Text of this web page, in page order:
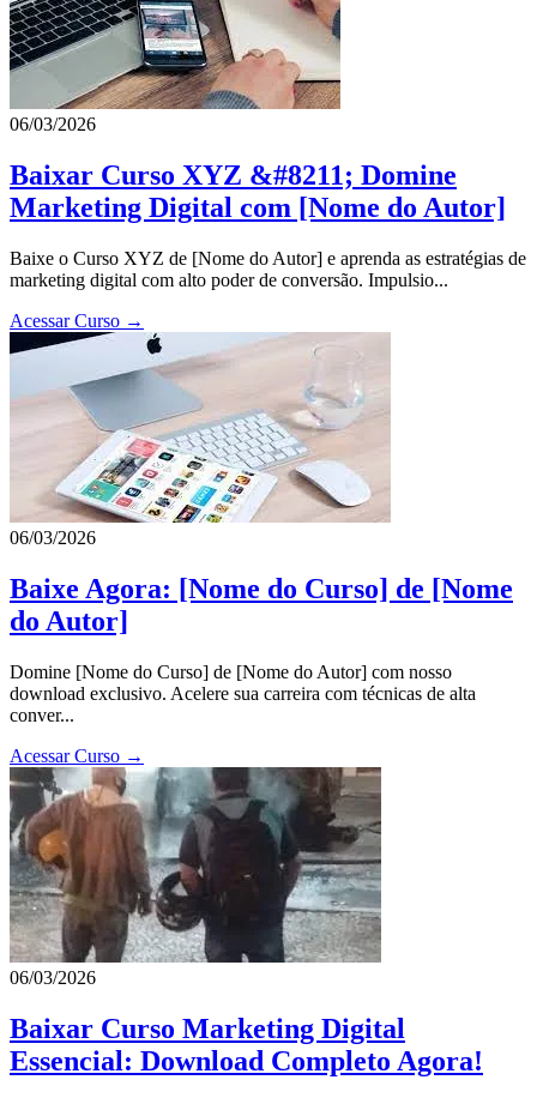
06/03/2026
Baixar Curso XYZ &#8211; Domine
Marketing Digital com [Nome do Autor]
Baixe o Curso XYZ de [Nome do Autor] e aprenda as estratégias de
marketing digital com alto poder de conversão. Impulsio...
Acessar Curso →
06/03/2026
Baixe Agora: [Nome do Curso] de [Nome
do Autor]
Domine [Nome do Curso] de [Nome do Autor] com nosso
download exclusivo. Acelere sua carreira com técnicas de alta
conver...
Acessar Curso →
06/03/2026
Baixar Curso Marketing Digital
Essencial: Download Completo Agora!